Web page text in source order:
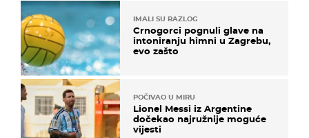
IMALI SU RAZLOG
Crnogorci pognuli glave na
intoniranju himni u Zagrebu,
evo zašto
POČIVAO U MIRU
Lionel Messi iz Argentine
dočekao najružnije moguće
vijesti